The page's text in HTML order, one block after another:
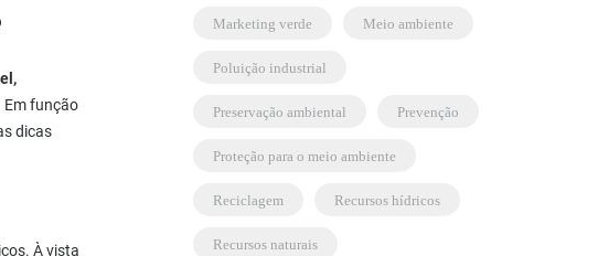
Em função
dicas
À vista
marketing verde meio ambiente
poluição industrial
preservação ambiental prevenção
proteção para o meio ambiente
reciclagem recursos hídricos
recursos naturais